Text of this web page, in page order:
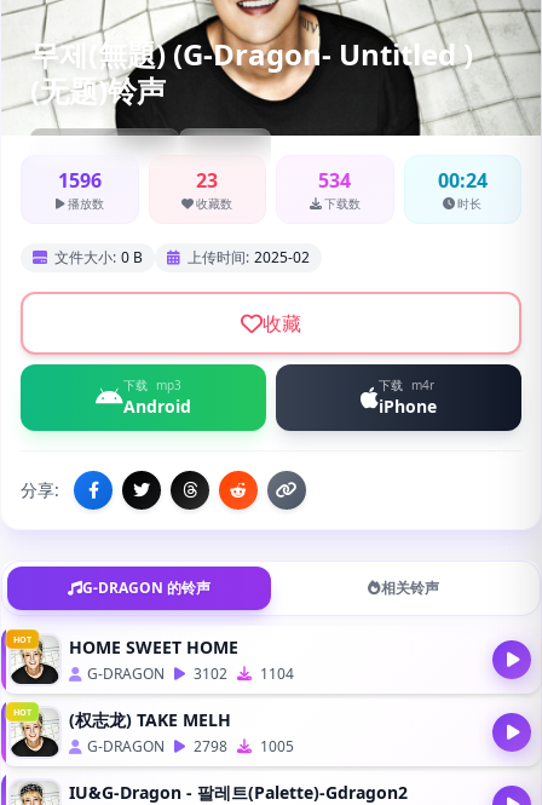
무제(無題) (G-Dragon- Untitled )
(无题)铃声
G-DRAGON 来电
1596
播放数
23
收藏数
534
下载数
00:24
时长
文件大小: 0 B 上传时间: 2025-02
收藏
下载 mp3
Android
下载 m4r
iPhone
分享:
G-DRAGON 的铃声 相关铃声
HOT HOME SWEET HOME
G-DRAGON 3102 1104
HOT (权志龙) TAKE MELH
G-DRAGON 2798 1005
IU&G-Dragon - 팔레트(Palette)-Gdragon2